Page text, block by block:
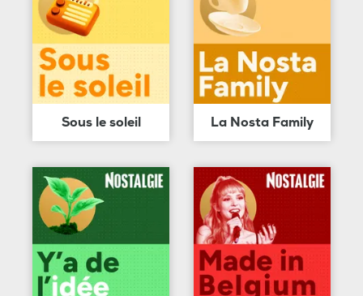
Sous le soleil La Nosta Family